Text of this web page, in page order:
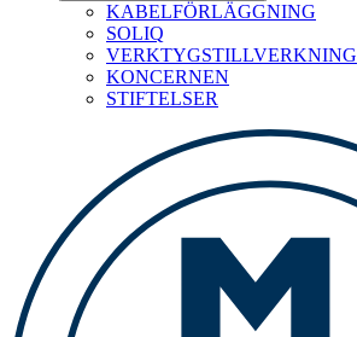
KABELFÖRLÄGGNING
SOLIQ
VERKTYGSTILLVERKNING
KONCERNEN
STIFTELSER